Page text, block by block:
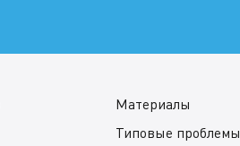
Материалы
Типовые проблемы